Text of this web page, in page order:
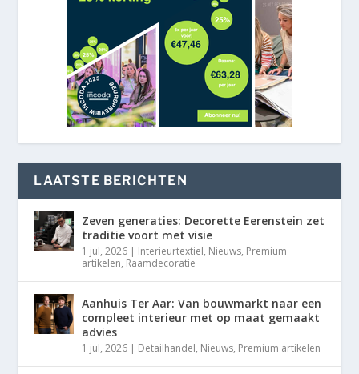
LAATSTE BERICHTEN
Zeven generaties: Decorette Eerenstein zet
traditie voort met visie
1 jul, 2026 | Interieurtextiel, Nieuws, Premium
artikelen, Raamdecoratie
Aanhuis Ter Aar: Van bouwmarkt naar een
compleet interieur met op maat gemaakt
advies
1 jul, 2026 | Detailhandel, Nieuws, Premium artikelen